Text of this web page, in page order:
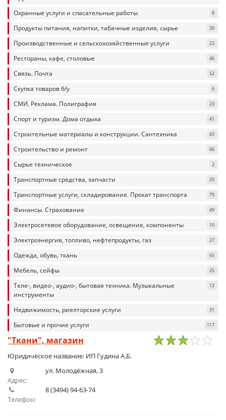
Охранные услуги и спасательные работы
8
Продукты питания, напитки, табачные изделия, сырье 30
Производственные и сельскохозяйственные услуги 23
Рестораны, кафе, столовые 46
Связь. Почта 52
Скупка товаров б/у 6
СМИ. Реклама. Полиграфия 23
Спорт и туризм. Дома отдыха 41
Строительные материалы и конструкции. Сантехника 43
Строительство и ремонт 66
Сырье техническое 2
Транспортные средства, запчасти 20
Транспортные услуги, складирование. Прокат транспорта 79
Финансы. Страхование 49
Электросетевое оборудование, освещение, компоненты 10
Электроэнергия, топливо, нефтепродукты, газ 27
Одежда, обувь, ткань 65
Мебель, сейфы 25
Теле-, видео-, аудио-, бытовая техника. Музыкальные
инструменты
12
Недвижимость, риелторские услуги 31
Бытовые и прочие услуги 117
"Ткани", магазин
Юридическое название: ИП Гудина А.Б.
Адрес:
ул. Молодёжная, 3
Телефон:
8 (3494) 94-63-74